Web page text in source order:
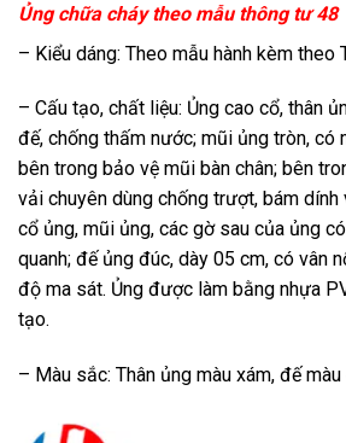
Ủng chữa cháy theo mẫu thông tư 48
– Kiểu dáng: Theo mẫu hành kèm theo
– Cấu tạo, chất liệu: Ủng cao cổ, thân
đế, chống thấm nước; mũi ủng tròn, có
bên trong bảo vệ mũi bàn chân; bên
vải chuyên dùng chống trượt, bám dính
cổ ủng, mũi ủng, các gờ sau của ủng
quanh; đế ủng đúc, dày 05 cm, có vân
độ ma sát. Ủng được làm bằng nhựa
tạo.
– Màu sắc: Thân ủng màu xám, đế màu